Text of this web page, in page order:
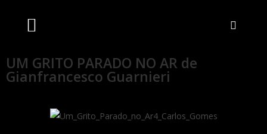
UM GRITO PARADO NO AR de
Gianfrancesco Guarnieri